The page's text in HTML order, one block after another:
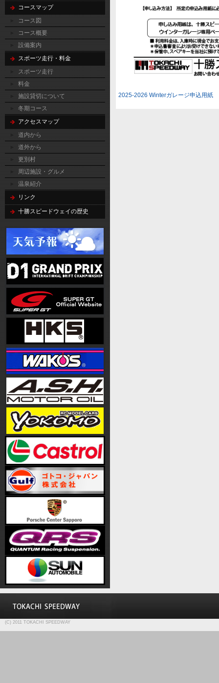
コースマップ
コース図
コース概要
設備案内
スポーツ走行・料金
スポーツ走行
料金
施設貸切について
冬期コース
アクセスマップ
道内から
道外から
更別村
周辺施設・グルメ
温泉紹介
リンク
十勝スピードウェイの歴史
2025-2026 Winterガレージ申込用紙
(C) 2011 TOKACHI SPEEDWAY